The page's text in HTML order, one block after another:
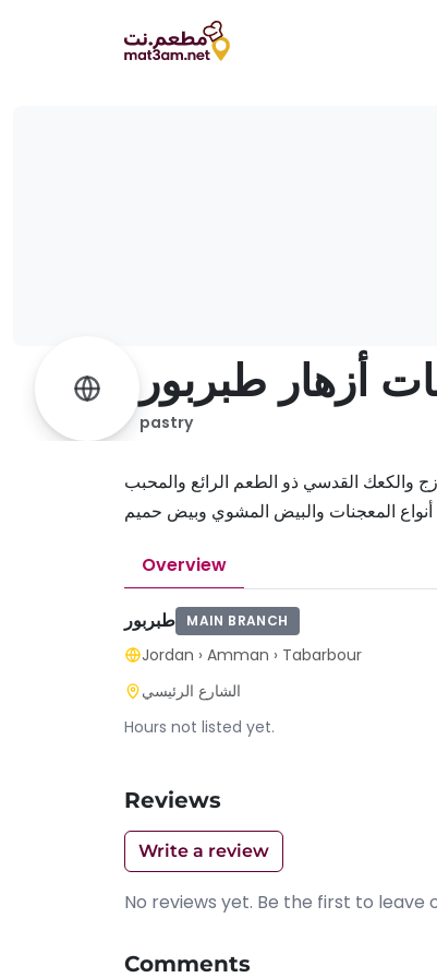
أزهار طبربور
pastry
والكعك القدسي ذو الطعم الرائع والمحبب
المعجنات والبيض المشوي وبيض حميم
Overview
طبربور MAIN BRANCH
Jordan › Amman › Tabarbour
الشارع الرئيسي
Hours not listed yet.
Reviews
Write a review
No reviews yet. Be the first to leave
Comments